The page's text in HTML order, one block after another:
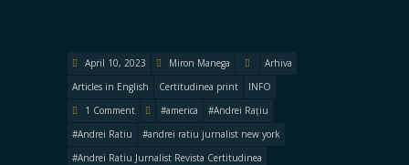
April 10, 2023 Miron Manega
Arhiva
Articles in English
Certitudinea print
INFO
1 Comment
#america
#Andrei Rațiu
#Andrei Ratiu
#andrei ratiu jurnalist new york
#Andrei Ratiu Jurnalist Revista Certitudinea